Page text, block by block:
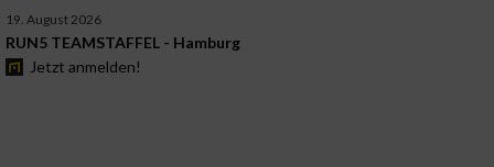
19. August 2026
RUN5 TEAMSTAFFEL - Hamburg
Jetzt anmelden!